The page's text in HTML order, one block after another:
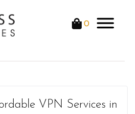
0
VPN Services in